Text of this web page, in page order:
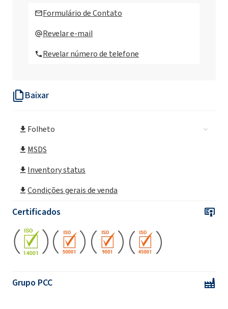
Baixar
Folheto
MSDS
Inventory status
Condições gerais de venda
Certificados
Grupo PCC
Rokopol T (Poliéter poliol)
Rokopol® D2002 (poliéter poliol)
Rokopol D450 (Poliéter poliol)
Rokopol® DE320 (Propilenoglicol)
Formulário de Contato
Revelar e-mail
Revelar número de telefone